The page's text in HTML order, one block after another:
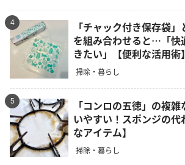
4
「チャック付き保存袋」
を組み合わせると…「快
きたい」【便利な活用術】
掃除・暮らし
5
「コンロの五徳」の複
いやすい！スポンジの
なアイテム】
掃除・暮らし